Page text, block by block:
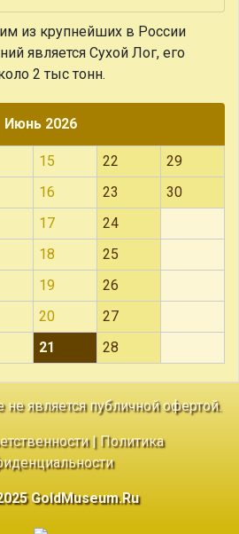
из крупнейших в России
является Сухой Лог, его
2 тыс тонн.
Июнь 2026
15 22
29
16 23
30
17
24
18
25
19
26
20
27
21 28
является публичной офертой.
| Политика
GoldMuseum.Ru